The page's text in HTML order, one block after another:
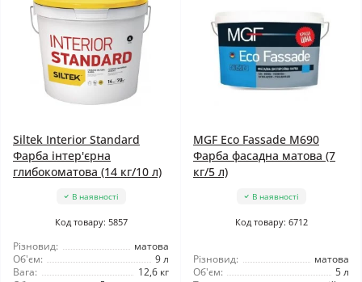
Siltek Interior Standard
Фарба інтер'єрна
глибокоматова (14 кг/10 л)
В наявності
Код товару: 5857
Різновид:
матова
Об'єм:
9 л
Вага:
12,6 кг
MGF Eco Fassade M690
Фарба фасадна матова (7
кг/5 л)
В наявності
Код товару: 6712
Різновид:
матова
Об'єм:
5 л